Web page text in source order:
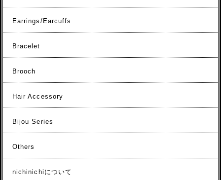
Earrings/Earcuffs
Bracelet
Brooch
Hair Accessory
Bijou Series
Others
nichinichiについて